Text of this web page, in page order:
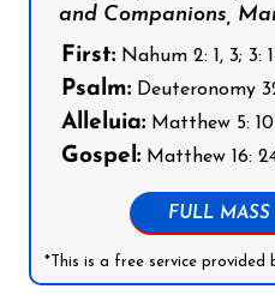
and Companions,
First: Nahum 2: 1, 3; 3:
Psalm: Deuteronomy
Alleluia: Matthew 5: 10
Gospel: Matthew 16:
FULL MASS
*This is a free service provided